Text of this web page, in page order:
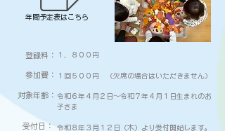
年間予定表はこちら
登録料：
参加費：
対象年齢：
受付日：
１，８００円
１回５００円 （欠席の場合はいただきません）
令和６年４月２日～令和７年４月１日生まれのお
子さま
令和８年３月１２日（木）より 受付開始します。